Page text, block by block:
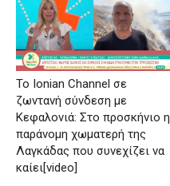
Το Ionian Channel σε
ζωντανή σύνδεση με
Κεφαλονιά: Στο προσκήνιο η
παράνομη χωματερή της
Λαγκάδας που συνεχίζει να
καίει[video]